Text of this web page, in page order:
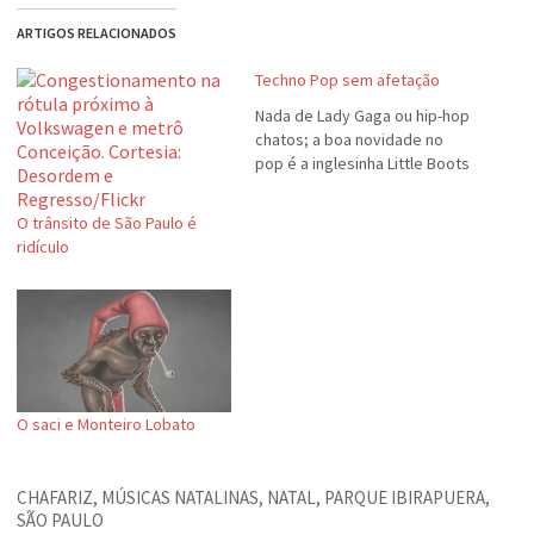
ARTIGOS RELACIONADOS
O trânsito de São Paulo é
ridículo
Techno Pop sem afetação
Nada de Lady Gaga ou hip-hop
chatos; a boa novidade no
pop é a inglesinha Little Boots
O saci e Monteiro Lobato
CHAFARIZ, MÚSICAS NATALINAS, NATAL, PARQUE IBIRAPUERA,
SÃO PAULO